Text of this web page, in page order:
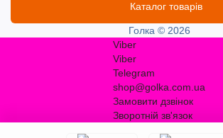
Каталог товарів
Голка © 2026
Viber
Viber
Telegram
shop@golka.com.ua
Замовити дзвінок
Зворотній зв'язок